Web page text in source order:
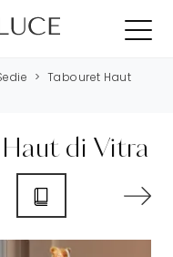
> Tabouret Haut
di Vitra